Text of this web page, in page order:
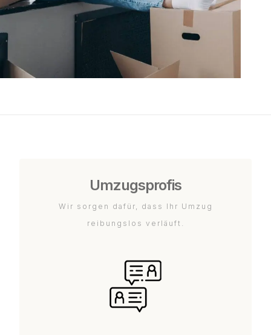
Umzugsprofis
Wir sorgen dafür, dass Ihr Umzug
reibungslos verläuft.